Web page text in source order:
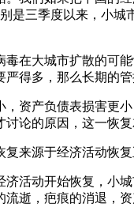
是三季度以来，小
在大城市扩散的可
得多，那么长期的
资产负债表损害更
论的原因，这一恢复
来源于经济活动恢
活动开始恢复，小
逝，疤痕的消退，